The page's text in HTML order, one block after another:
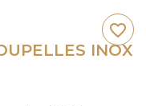
INOX
favorite_border